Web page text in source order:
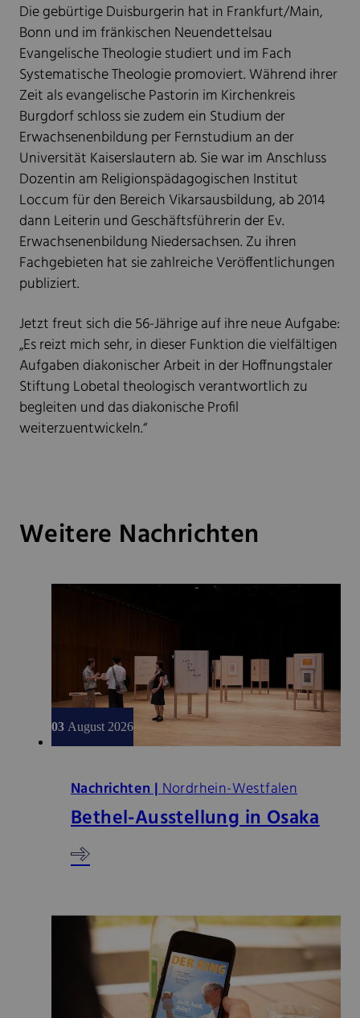
Die gebürtige Duisburgerin hat in Frankfurt/Main,
Bonn und im fränkischen Neuendettelsau
Evangelische Theologie studiert und im Fach
Systematische Theologie promoviert. Während ihrer
Zeit als evangelische Pastorin im Kirchenkreis
Burgdorf schloss sie zudem ein Studium der
Erwachsenenbildung per Fernstudium an der
Universität Kaiserslautern ab. Sie war im Anschluss
Dozentin am Religionspädagogischen Institut
Loccum für den Bereich Vikarsausbildung, ab 2014
dann Leiterin und Geschäftsführerin der Ev.
Erwachsenenbildung Niedersachsen. Zu ihren
Fachgebieten hat sie zahlreiche Veröffentlichungen
publiziert.
Jetzt freut sich die 56-Jährige auf ihre neue Aufgabe:
„Es reizt mich sehr, in dieser Funktion die vielfältigen
Aufgaben diakonischer Arbeit in der Hoffnungstaler
Stiftung Lobetal theologisch verantwortlich zu
begleiten und das diakonische Profil
weiterzuentwickeln.“
Weitere Nachrichten
03 August 2026
Nachrichten |Nordrhein-Westfalen
Bethel-Ausstellung in Osaka